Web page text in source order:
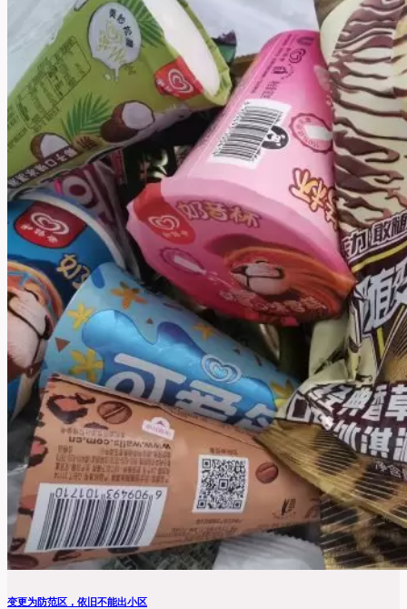
变更为防范区，依旧不能出小区